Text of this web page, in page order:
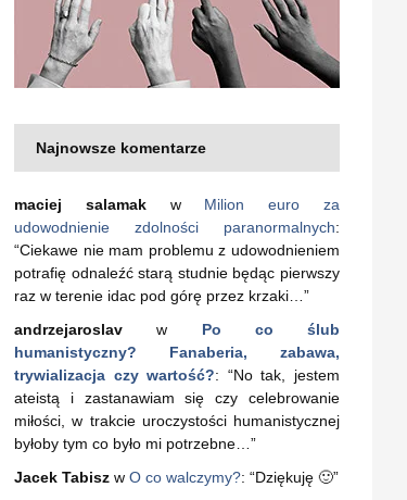
Najnowsze komentarze
maciej salamakw Milion euro za
udowodnienie zdolności paranormalnych:
“Ciekawe nie mam problemu z udowodnieniem
potrafię odnaleźć starą studnie będąc pierwszy
raz w terenie idac pod górę przez krzaki… ”
andrzejaroslav w Po co ślub
humanistyczny? Fanaberia, zabawa,
trywializacja czy wartość?: “No tak, jestem
ateistą i zastanawiam się czy celebrowanie
miłości, w trakcie uroczystości humanistycznej
byłoby tym co było mi potrzebne… ”
Jacek Tabisz w O co walczymy?: “Dziękuję 🙂”